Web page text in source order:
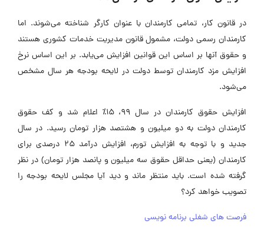
در قانون کار، تمامی کارمندان با عنوان کارگر شناخته می‌شوند. اما
کارمندان رسمی دولت، مشمول قانون مدیریت خدمات کشوری هستند
و حقوق آنها بر اساس این قوانین افزایش می‌یابد. بر این اساس نرخ
افزایش مزد کارمندان توسط دولت در لایحه بودجه هر سال مشخص
می‌شود.
افزایش حقوق کارمندان در سال ۹۹، ۱۵٪ اعلام شد و کف حقوق
کارمندان دولت به دو میلیون و هشتصد هزار تومان رسید. در سال
جدید و با توجه به افزایش تورم، افزایش درآمد ۲۵ درصدی برای
کارمندان (یعنی حداقل حقوق سه میلیون و پانصد هزار تومان) در نظر
گرفته شده است. باید منتظر ماند و دید آیا مجلس لایحه بودجه را
تصویب خواهد کرد؟
فرصت های شغلی برنامه نویسی